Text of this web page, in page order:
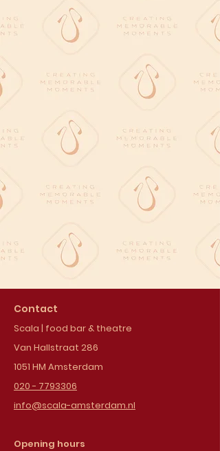
Contact
Scala | food bar & theatre
Van Hallstraat 286
1051 HM Amsterdam
020 - 7793306
info@scala-amsterdam.nl
Opening hours